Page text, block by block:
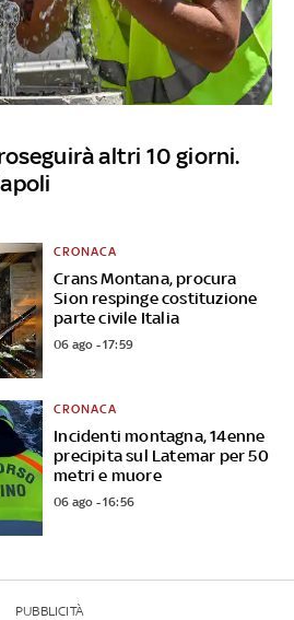
altri 10 giorni.
Crans Montana, procura
Sion respinge costituzione
parte civile Italia
CRONACA
06 ago - 17:59
Incidenti montagna, 14enne
precipita sul Latemar per 50
metri e muore
CRONACA
06 ago - 16:56
PUBBLICITÀ